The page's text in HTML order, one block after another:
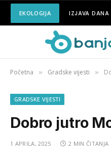
EKOLOGIJA IZJAVA DANA
Početna » Gradske vijesti »
GRADSKE VIJESTI
Dobro jutro
1 APRILA, 2025 2 MIN ČITANJA